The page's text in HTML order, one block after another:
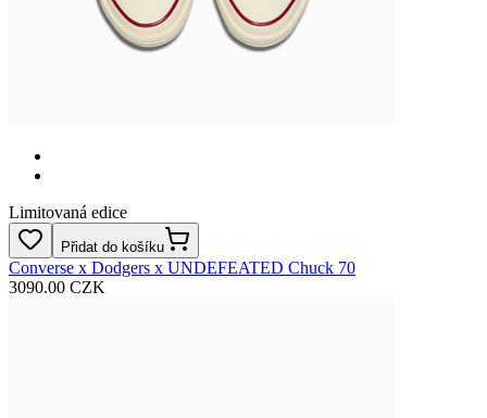
Limitovaná edice
Přidat do košíku
Converse x Dodgers x UNDEFEATED Chuck 70
3090.00 CZK